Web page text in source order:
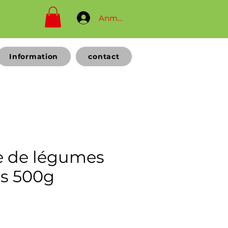
Anmelden
Information contact
de légumes
500g